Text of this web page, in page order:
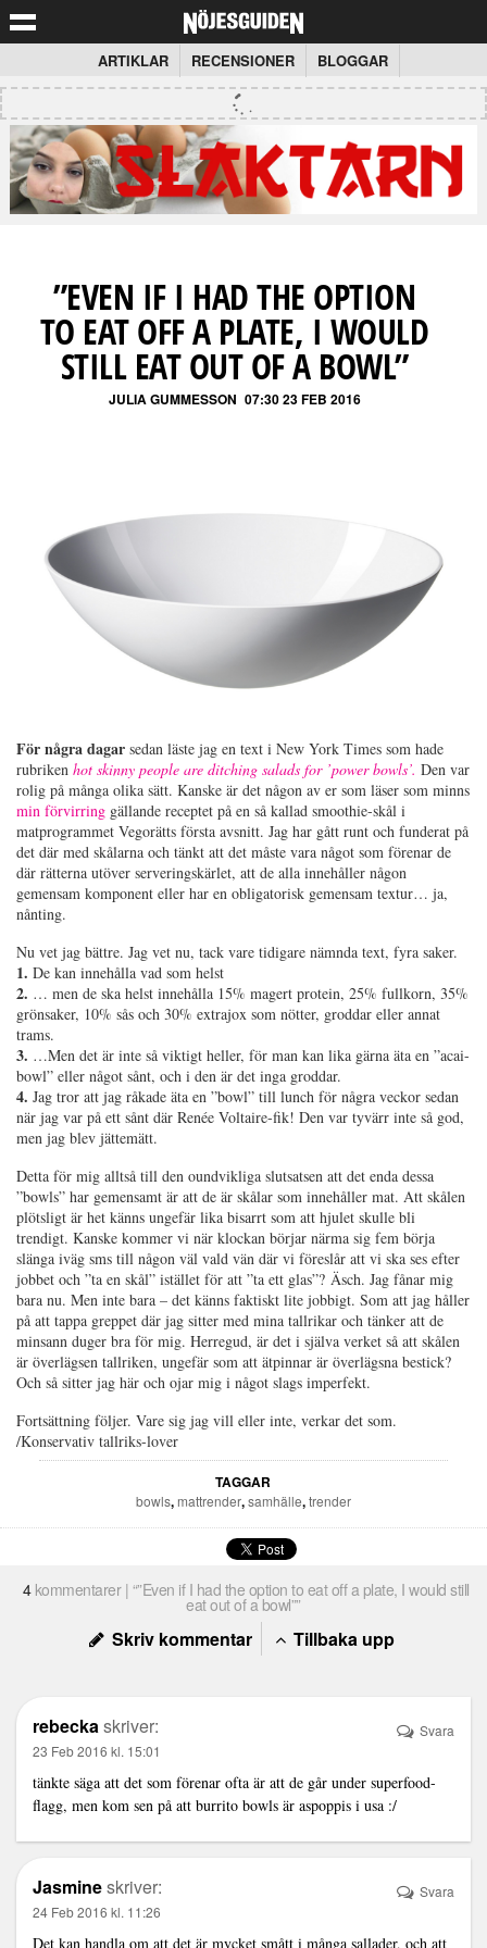
ARTIKLAR RECENSIONER BLOGGAR
”EVEN IF I HAD THE OPTION
TO EAT OFF A PLATE, I WOULD
STILL EAT OUT OF A BOWL”
JULIA GUMMESSON 07:30 23 FEB 2016
För några dagar sedan läste jag en text i New York Times som hade
rubriken hot skinny people are ditching salads for ’power bowls’. Den var
rolig på många olika sätt. Kanske är det någon av er som läser som minns
min förvirring gällande receptet på en så kallad smoothie-skål i
matprogrammet Vegorätts första avsnitt. Jag har gått runt och funderat på
det där med skålarna och tänkt att det måste vara något som förenar de
där rätterna utöver serveringskärlet, att de alla innehåller någon
gemensam komponent eller har en obligatorisk gemensam textur… ja,
nånting.
Nu vet jag bättre. Jag vet nu, tack vare tidigare nämnda text, fyra saker.
1. De kan innehålla vad som helst
2. … men de ska helst innehålla 15% magert protein, 25% fullkorn, 35%
grönsaker, 10% sås och 30% extrajox som nötter, groddar eller annat
trams.
3. …Men det är inte så viktigt heller, för man kan lika gärna äta en ”acai-
bowl” eller något sånt, och i den är det inga groddar.
4. Jag tror att jag råkade äta en ”bowl” till lunch för några veckor sedan
när jag var på ett sånt där Renée Voltaire-fik! Den var tyvärr inte så god,
men jag blev jättemätt.
Detta för mig alltså till den oundvikliga slutsatsen att det enda dessa
”bowls” har gemensamt är att de är skålar som innehåller mat. Att skålen
plötsligt är het känns ungefär lika bisarrt som att hjulet skulle bli
trendigt. Kanske kommer vi när klockan börjar närma sig fem börja
slänga iväg sms till någon väl vald vän där vi föreslår att vi ska ses efter
jobbet och ”ta en skål” istället för att ”ta ett glas”? Äsch. Jag fånar mig
bara nu. Men inte bara – det känns faktiskt lite jobbigt. Som att jag håller
på att tappa greppet där jag sitter med mina tallrikar och tänker att de
minsann duger bra för mig. Herregud, är det i själva verket så att skålen
är överlägsen tallriken, ungefär som att ätpinnar är överlägsna bestick?
Och så sitter jag här och ojar mig i något slags imperfekt.
Fortsättning följer. Vare sig jag vill eller inte, verkar det som.
/Konservativ tallriks-lover
TAGGAR
bowls,mattrender,samhälle,trender
4kommentarer | “”Even if I had the option to eat off a plate, I would still
eat out of a bowl””
Skriv kommentar Tillbaka upp
rebeckaskriver:
23 Feb 2016 kl. 15:01
tänkte säga att det som förenar ofta är att de går under superfood-
flagg, men kom sen på att burrito bowls är aspoppis i usa :/
Svara
Jasmineskriver:
24 Feb 2016 kl. 11:26
Det kan handla om att det är mycket smått i många sallader, och att
Svara